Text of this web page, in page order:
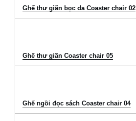
Ghế thư giãn bọc da Coaster chair 02
Ghế thư giãn Coaster chair 05
Ghế ngồi đọc sách Coaster chair 04